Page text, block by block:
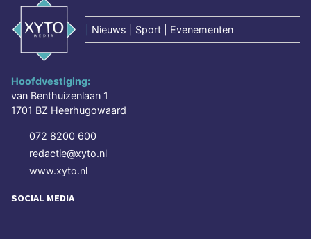
Nieuws | Sport | Evenementen
Hoofdvestiging:
van Benthuizenlaan 1
1701 BZ Heerhugowaard
072 8200 600
redactie@xyto.nl
www.xyto.nl
SOCIAL MEDIA